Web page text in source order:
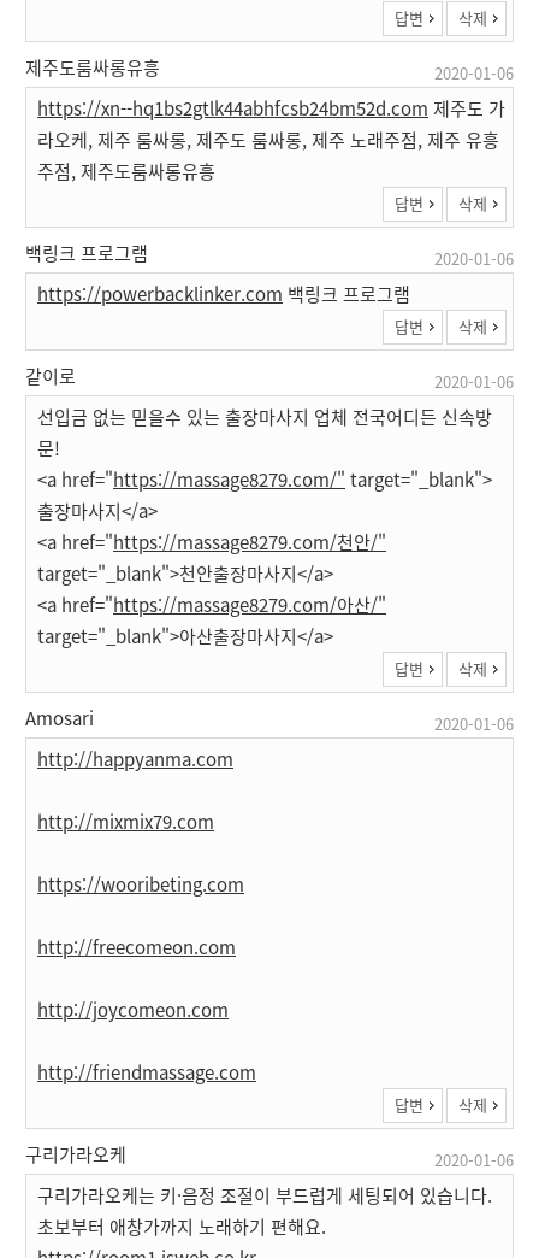
답변 삭제
제주도룸싸롱유흥 2020-01-06
https://xn--hq1bs2gtlk44abhfcsb24bm52d.com 제주도 가
라오케, 제주 룸싸롱, 제주도 룸싸롱, 제주 노래주점, 제주 유흥
주점, 제주도룸싸롱유흥
답변 삭제
백링크 프로그램 2020-01-06
https://powerbacklinker.com 백링크 프로그램
답변 삭제
같이로 2020-01-06
선입금 없는 믿을수 있는 출장마사지 업체 전국어디든 신속방
문!
<a href="https://massage8279.com/" target="_blank">
출장마사지</a>
<a href="https://massage8279.com/천안/"
target="_blank">천안출장마사지</a>
<a href="https://massage8279.com/아산/"
target="_blank">아산출장마사지</a>
답변 삭제
Amosari 2020-01-06
http://happyanma.com
http://mixmix79.com
https://wooribeting.com
http://freecomeon.com
http://joycomeon.com
http://friendmassage.com
답변 삭제
구리가라오케 2020-01-06
구리가라오케는 키·음정 조절이 부드럽게 세팅되어 있습니다.
초보부터 애창가까지 노래하기 편해요.